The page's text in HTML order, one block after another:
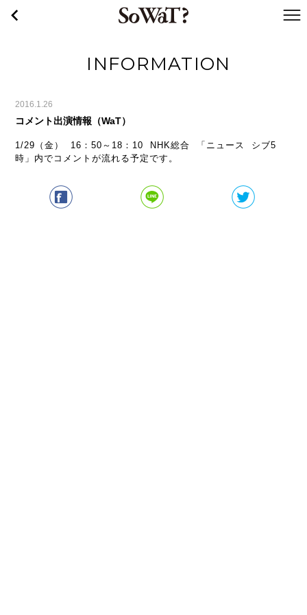
INFORMATION
2016.1.26
コメント出演情報（WaT）
1/29（金） 16：50～18：10 NHK総合 「ニュース シブ5
時」内でコメントが流れる予定です。